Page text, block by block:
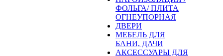
ФОЛЬГА/ ПЛИТА
ОГНЕУПОРНАЯ
ДВЕРИ
МЕБЕЛЬ ДЛЯ
БАНИ, ДАЧИ
АКСЕССУАРЫ ДЛЯ